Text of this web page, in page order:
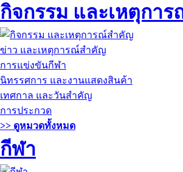
กิจกรรม และเหตุกา
ข่าว และเหตุการณ์สำคัญ
การแข่งขันกีฬา
นิทรรศการ และงานแสดงสินค้า
เทศกาล และวันสำคัญ
การประกวด
>> ดูหมวดทั้งหมด
กีฬา